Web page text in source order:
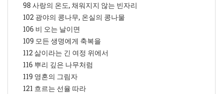
98 사랑의 온도, 채워지지 않는 빈자리
102 광야의 콩나무, 온실의 콩나물
106 비 오는 날이면
109 모든 생명에게 축복을
112 삶이라는 긴 여정 위에서
116 뿌리 깊은 나무처럼
119 영혼의 그림자
121 흐르는 선율 따라